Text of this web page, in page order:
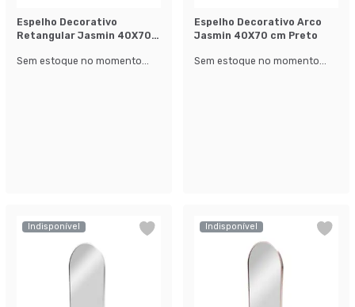
Espelho Decorativo
Retangular Jasmin 40X70
Sem estoque no momento...
Espelho Decorativo Arco
Jasmin 40X70 cm Preto
Sem estoque no momento...
Indisponível Indisponível